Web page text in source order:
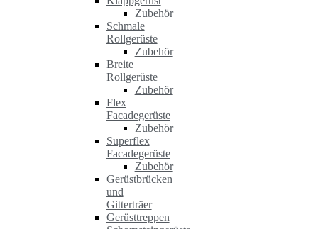
Zubehör
Schmale
Rollgerüste
Zubehör
Breite
Rollgerüste
Zubehör
Flex
Facadegerüste
Zubehör
Superflex
Facadegerüste
Zubehör
Gerüstbrücken
und
Gitterträer
Gerüsttreppen